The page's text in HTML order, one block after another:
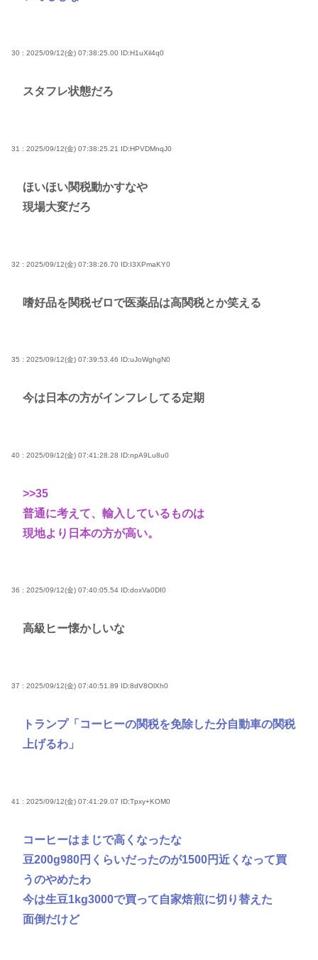
30 : 2025/09/12(金) 07:38:25.00 ID:H1uXil4q0
スタフレ状態だろ
31 : 2025/09/12(金) 07:38:25.21 ID:HPVDMnqJ0
ほいほい関税動かすなや
現場大変だろ
32 : 2025/09/12(金) 07:38:26.70 ID:I3XPmaKY0
嗜好品を関税ゼロで医薬品は高関税とか笑える
35 : 2025/09/12(金) 07:39:53.46 ID:uJoWghgN0
今は日本の方がインフレしてる定期
40 : 2025/09/12(金) 07:41:28.28 ID:npA9Lu8u0
>>35
普通に考えて、輸入しているものは
現地より日本の方が高い。
36 : 2025/09/12(金) 07:40:05.54 ID:doxVa0DI0
高級ヒー懐かしいな
37 : 2025/09/12(金) 07:40:51.89 ID:8dV8OlXh0
トランプ「コーヒーの関税を免除した分自動車の関税
上げるわ」
41 : 2025/09/12(金) 07:41:29.07 ID:Tpxy+KOM0
コーヒーはまじで高くなったな
豆200g980円くらいだったのが1500円近くなって買
うのやめたわ
今は生豆1kg3000で買って自家焙煎に切り替えた
面倒だけど